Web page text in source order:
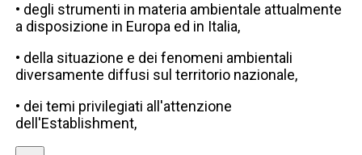
• degli strumenti in materia ambientale attualmente
a disposizione in Europa ed in Italia,
• della situazione e dei fenomeni ambientali
diversamente diffusi sul territorio nazionale,
• dei temi privilegiati all'attenzione
dell'Establishment,